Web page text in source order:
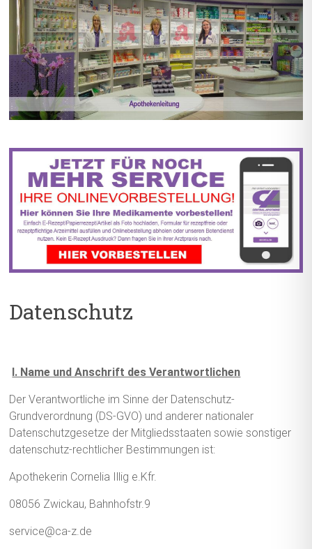
BIS ZU 55% RABATT AUF
REZEPTFREIE MEDIKAMENTE
5% TREUEBONUS MIT
KUNDENKARTE
Datenschutz
I. Name und Anschrift des Verantwortlichen
Der Verantwortliche im Sinne der Datenschutz-
Grundverordnung (DS-GVO) und anderer nationaler
Datenschutzgesetze der Mitgliedsstaaten sowie sonstiger
datenschutz-rechtlicher Bestimmungen ist:
Apothekerin Cornelia Illig e.Kfr.
08056 Zwickau, Bahnhofstr.9
service@ca-z.de